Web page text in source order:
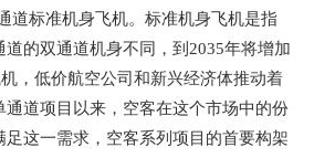
道标准机身飞机。标准机身飞机是指
的双通道机身不同，到2035年将增加
，低价航空公司和新兴经济体推动着
通道项目以来，空客在这个市场中的份
这一需求，空客系列项目的首要构架